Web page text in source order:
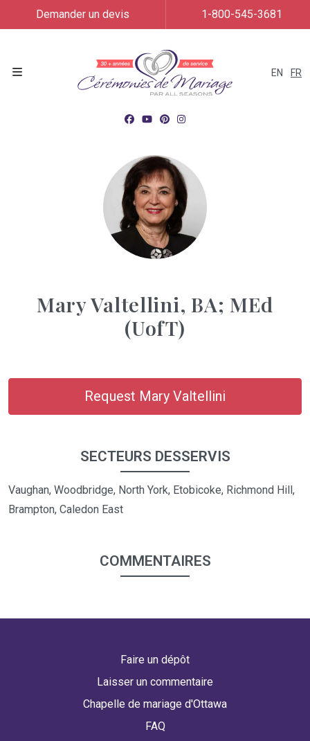
EN FR
Demander un devis 1-800-545-3681
Mary Valtellini, BA; MEd
(UofT)
Request Mary Valtellini
SECTEURS DESSERVIS
Vaughan, Woodbridge, North York, Etobicoke, Richmond Hill,
Brampton, Caledon East
COMMENTAIRES
Faire un dépôt
Laisser un commentaire
Chapelle de mariage d'Ottawa
FAQ